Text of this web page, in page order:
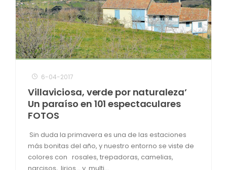
6-04-2017
Villaviciosa, verde por naturaleza’
Un paraíso en 101 espectaculares
FOTOS
Sin duda la primavera es una de las estaciones
más bonitas del año, y nuestro entorno se viste de
colores con rosales, trepadoras, camelias,
narcisos, lirios… y multi...